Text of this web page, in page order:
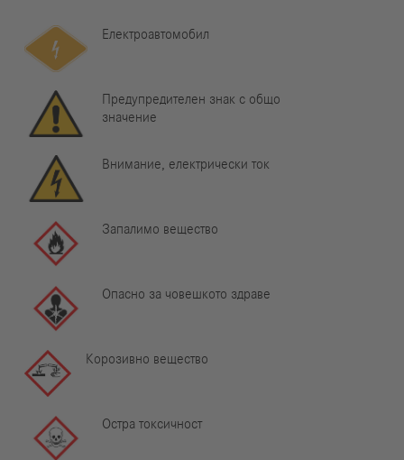
Електроавтомобил
Предупредителен знак с общо
значение
Внимание, електрически ток
Запалимо вещество
Опасно за човешкото здраве
Корозивно вещество
Остра токсичност